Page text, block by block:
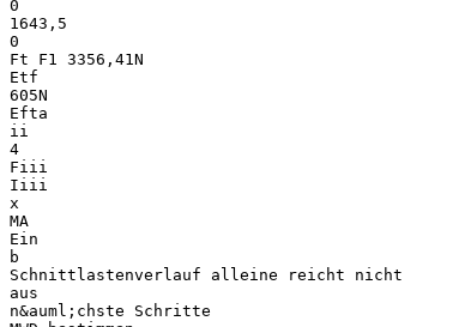
0
1643,5
0
Ft F1 3356,41N
Etf
605N
Efta
ii
4
Fiii
Iiii
x
MA
Ein
b
Schnittlastenverlauf alleine reicht nicht
aus
n&auml;chste Schritte